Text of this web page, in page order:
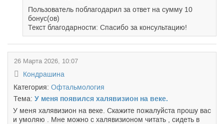
Пользователь поблагодарил за ответ на сумму 10
бонус(ов)
Текст благодарности: Спасибо за консультацию!
26 Марта 2026, 10:07
Кондрашина
Категория: Офтальмология
Тема: У меня появился халявизион на веке.
У меня халявизион на веке. Скажите пожалуйста прошу вас
и умоляю . Мне можно с халявизионом читать , сидеть в